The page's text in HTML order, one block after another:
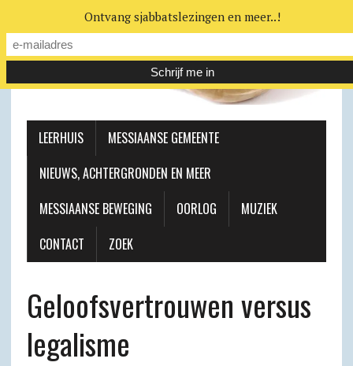
LEERHUIS
MESSIAANSE GEMEENTE
NIEUWS, ACHTERGRONDEN EN MEER
MESSIAANSE BEWEGING
OORLOG
MUZIEK
CONTACT
ZOEK
Geloofsvertrouwen versus
legalisme
Ontvang sjabbatslezingen en meer..!